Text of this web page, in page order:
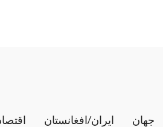
جهان ایران/افغانستان